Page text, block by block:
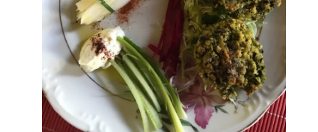
Sobremesa